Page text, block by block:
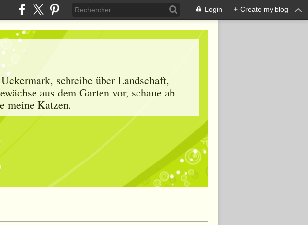
Login + Create my blog
schreibe über Landschaft,
aus dem Garten vor, schaue ab
meine Katzen.